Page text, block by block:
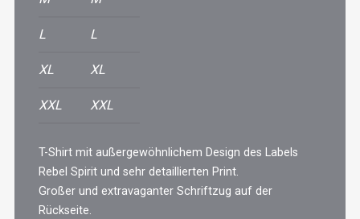
L L
XL XL
XXL XXL
T-Shirt mit außergewöhnlichem Design des Labels
Rebel Spirit und sehr detaillierten Print.
Großer und extravaganter Schriftzug auf der
Rückseite.